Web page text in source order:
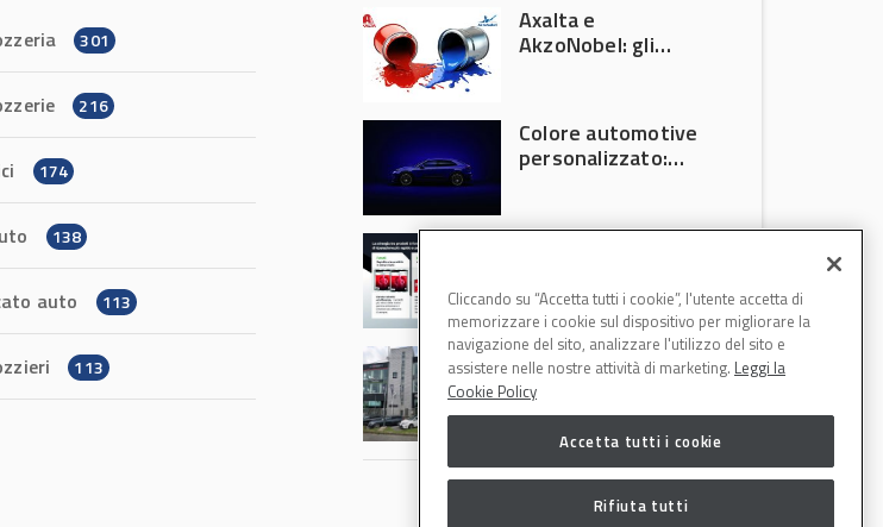
301
216
174
138
auto 113
113
Axalta e
AkzoNobel: gli
Colore automotive
personalizzato:
diventa ingegneria
che riducono
consumi energetici,
tempi e costi in
carrozzeria
Il Gruppo Intergea
si rafforza in
Lombardia
Cliccando su “Accetta tutti i cookie”, l'utente accetta di
memorizzare i cookie sul dispositivo per migliorare la
navigazione del sito, analizzare l'utilizzo del sito e
assistere nelle nostre attività di marketing. Leggi la
Cookie Policy
Accetta tutti i cookie
Rifiuta tutti